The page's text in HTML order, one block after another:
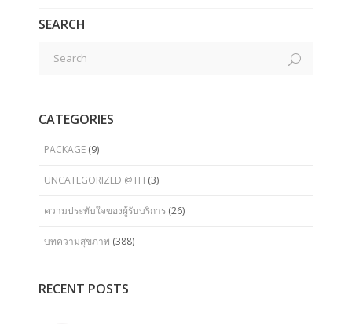
SEARCH
CATEGORIES
PACKAGE (9)
UNCATEGORIZED @TH (3)
ความประทับใจของผู้รับบริการ (26)
บทความสุขภาพ (388)
RECENT POSTS